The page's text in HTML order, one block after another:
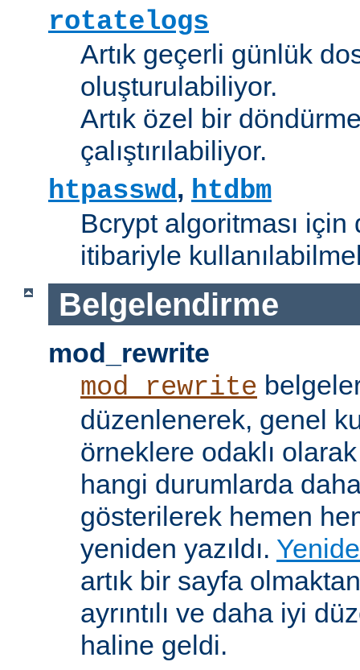
rotatelogs
Artık geçerli günlük
oluşturulabiliyor.
Artık özel bir
çalıştırılabiliyor.
htpasswd, htdbm
Bcrypt algoritması için
itibariyle
Belgelendirme
mod_rewrite
mod_rewrite
düzenlenerek, genel
örneklere odaklı
hangi durumlarda
gösterilerek hemen
yeniden yazıldı.
artık bir sayfa
ayrıntılı ve daha iyi
haline geldi.